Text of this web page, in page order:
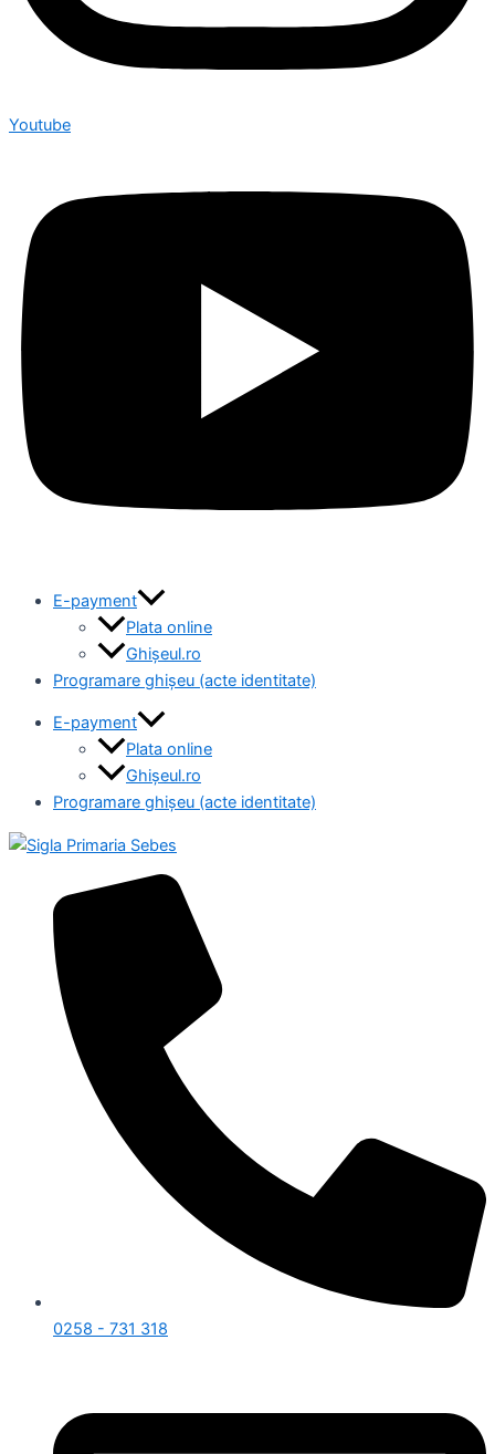
Youtube
E-payment
Plata online
Ghișeul.ro
Programare ghișeu (acte identitate)
E-payment
Plata online
Ghișeul.ro
Programare ghișeu (acte identitate)
0258 - 731 318